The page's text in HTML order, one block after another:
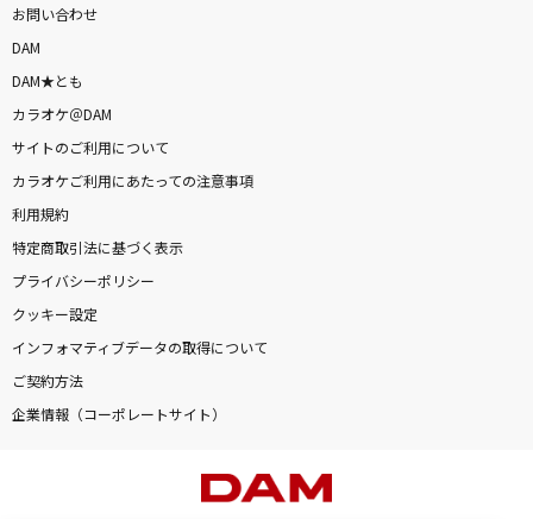
お問い合わせ
DAM
DAM★とも
カラオケ＠DAM
サイトのご利用について
カラオケご利用にあたっての注意事項
利用規約
特定商取引法に基づく表示
プライバシーポリシー
クッキー設定
インフォマティブデータの取得について
ご契約方法
企業情報（コーポレートサイト）